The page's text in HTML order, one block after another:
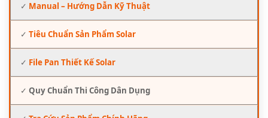
✓ Manual – Hướng Dẫn Kỹ Thuật
✓ Tiêu Chuẩn Sản Phẩm Solar
✓ File Pan Thiết Kế Solar
✓ Quy Chuẩn Thi Công Dân Dụng